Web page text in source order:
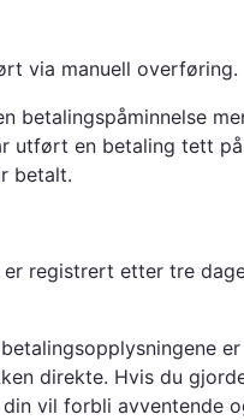
via manuell overføring.
betalingspåminnelse
utført en betaling tett
betalt.
registrert etter tre
direkte. Hvis du
vil forbli avventende